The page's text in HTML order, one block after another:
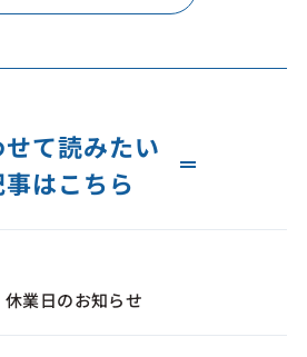
せて読みたい
はこちら
休業日のお知らせ